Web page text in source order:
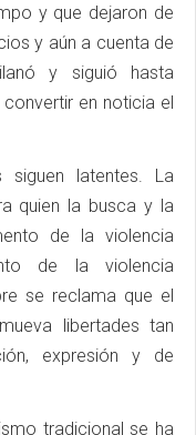
y que dejaron de
y aún a cuenta de
y siguió hasta
en noticia el
siguen latentes. La
quien la busca y la
de la violencia
de la violencia
se reclama que el
libertades tan
expresión y de
tradicional se ha